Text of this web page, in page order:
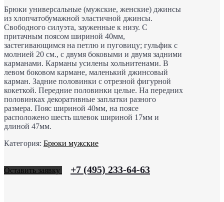
Брюки универсальные (мужские, женские) джинсы
из хлопчатобумажной эластичной джинсы.
Свободного силуэта, зауженные к низу. С
притачным поясом шириной 40мм,
застегивающимся на петлю и пуговицу; гульфик с
молнией 20 см., с двумя боковыми и двумя задними
карманами. Карманы усилены хольнитенами. В
левом боковом кармане, маленький джинсовый
карман. Задние половинки с отрезной фигурной
кокеткой. Передние половинки целые. На передних
половинках декоративные заплатки разного
размера. Пояс шириной 40мм, на поясе
расположено шесть шлевок шириной 17мм и
длиной 47мм.
Категория: Брюки мужские
Оставить заявку +7 (495) 233-64-63